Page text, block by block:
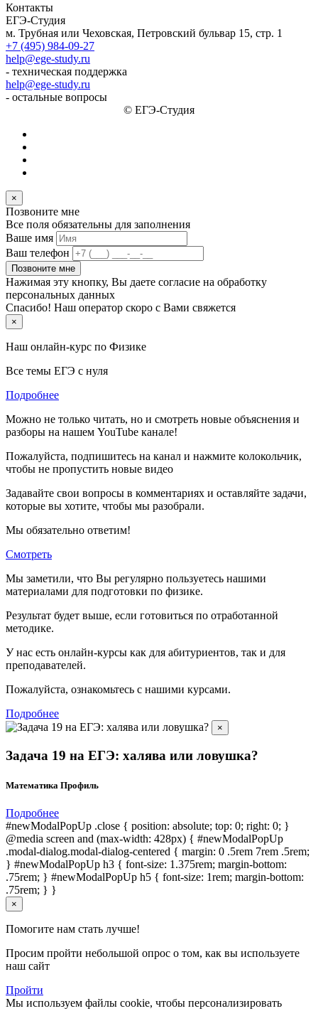
Контакты
ЕГЭ-Студия
м. Трубная или Чеховская, Петровский бульвар 15, стр. 1
+7 (495) 984-09-27
help@ege-study.ru
- техническая поддержка
help@ege-study.ru
- остальные вопросы
© ЕГЭ-Студия
×
Позвоните мне
Все поля обязательны для заполнения
Ваше имя
Ваш телефон
Позвоните мне
Нажимая эту кнопку, Вы даете согласие на обработку
персональных данных
Спасибо! Наш оператор скоро с Вами свяжется
×
Наш онлайн-курс по Физике
Все темы ЕГЭ с нуля
Подробнее
Можно не только читать, но и смотреть новые объяснения и
разборы на нашем YouTube канале!
Пожалуйста, подпишитесь на канал и нажмите колокольчик,
чтобы не пропустить новые видео
Задавайте свои вопросы в комментариях и оставляйте задачи,
которые вы хотите, чтобы мы разобрали.
Мы обязательно ответим!
Смотреть
Мы заметили, что Вы регулярно пользуетесь нашими
материалами для подготовки по физике.
Результат будет выше, если готовиться по отработанной
методике.
У нас есть онлайн-курсы как для абитуриентов, так и для
преподавателей.
Пожалуйста, ознакомьтесь с нашими курсами.
Подробнее
×
Задача 19 на ЕГЭ: халява или ловушка?
Математика Профиль
Подробнее
#newModalPopUp .close { position: absolute; top: 0; right: 0; }
@media screen and (max-width: 428px) { #newModalPopUp
.modal-dialog.modal-dialog-centered { margin: 0 .5rem 7rem .5rem;
} #newModalPopUp h3 { font-size: 1.375rem; margin-bottom:
.75rem; } #newModalPopUp h5 { font-size: 1rem; margin-bottom:
.75rem; } }
×
Помогите нам стать лучше!
Просим пройти небольшой опрос о том, как вы используете
наш сайт
Пройти
Мы используем файлы cookie, чтобы персонализировать